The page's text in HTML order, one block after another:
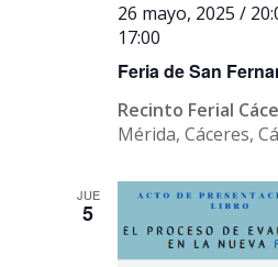
Feria de San
26 mayo, 2025 /
17:00
Recinto Ferial
Mérida, Cáceres,
JUE
5